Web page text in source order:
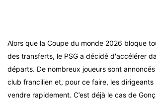
Alors que la Coupe du monde 2026 bloque
des transferts, le PSG a décidé d'accélérer
départs. De nombreux joueurs sont
club francilien et, pour ce faire, les
vendre rapidement. C’est déjà le cas de